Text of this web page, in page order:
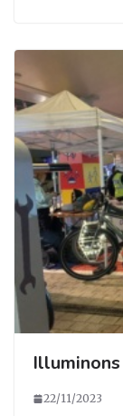
22/11/2023